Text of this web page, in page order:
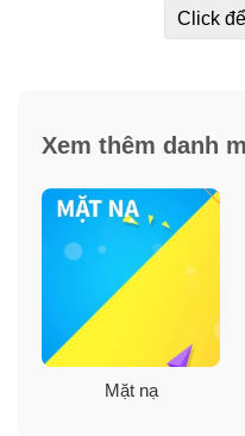
Cleanser lên mặt (STEP
– Chờ trong vài giây cho
dùng tay massage nhẹ
bằng nước ấm.
– Lau khô mặt, lấy mask
(STEP 2).
– Gở bỏ mặt nạ, vỗ nhẹ
Click
Xem thêm danh
Mặt nạ